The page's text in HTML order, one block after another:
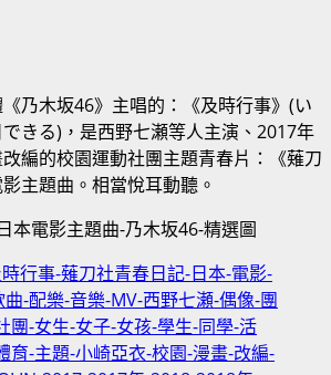
乃木坂46》主唱的：《及時行事》(い
きる)，是西野七瀬等人主演、2017年
編的校園運動社團主題青春片：《薙刀
主題曲。相當悅耳動聽。
本電影主題曲-乃木坂46-精選圖